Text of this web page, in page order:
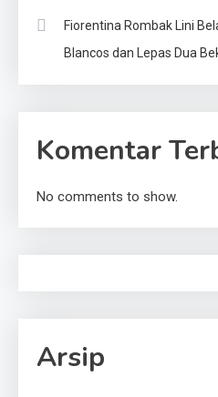
Fiorentina Rombak Lini
Blancos dan Lepas Dua
Komentar
No comments to show.
Arsip